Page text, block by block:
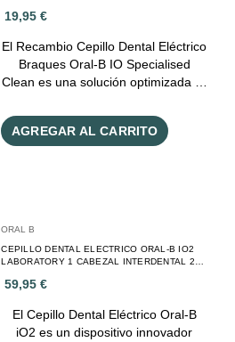
19,95 €
El Recambio Cepillo Dental Eléctrico
Braques Oral-B IO Specialised
Clean es una solución optimizada …
AGREGAR AL CARRITO
ORAL B
CEPILLO DENTAL ELECTRICO ORAL-B IO2
LABORATORY 1 CABEZAL INTERDENTAL 2
59,95 €
El Cepillo Dental Eléctrico Oral-B
iO2 es un dispositivo innovador